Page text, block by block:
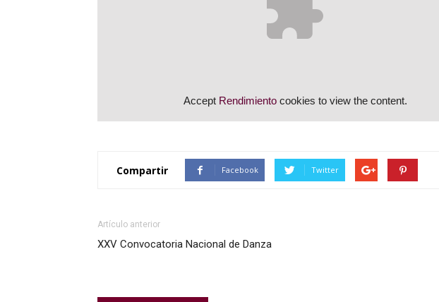
Accept Rendimientocookies to view the content.
Compartir Facebook Twitter
Artículo anterior
XXV Convocatoria Nacional de Danza